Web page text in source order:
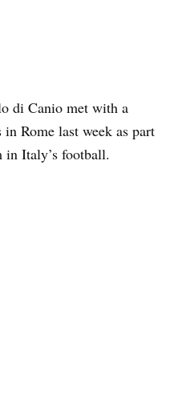
di Canio met with a
Rome last week as part
in Italy’s football.